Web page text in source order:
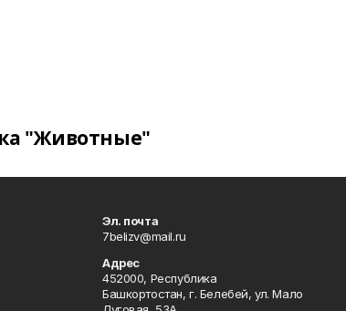
"Животные"
Эл. почта
7belizv@mail.ru
Адрес
452000, Республика
Башкортостан, г. Белебей, ул. Мало